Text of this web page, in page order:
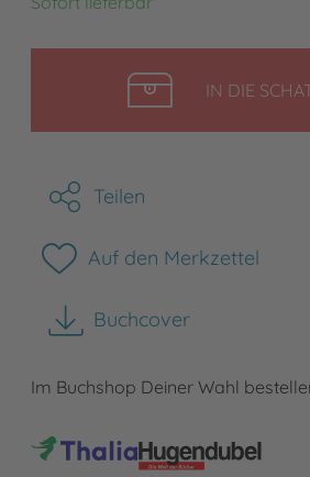
IN DIE
Teilen
Auf den Merkzettel
Buchcover
herunterladen
Im Buchshop Deiner Wahl